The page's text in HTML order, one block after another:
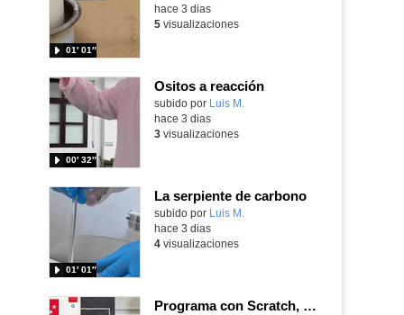
01′ 01″
hace 3 dias
5visualizaciones
Ositos a reacción
Contenido educativo.
subido por Luis M.
00′ 32″
hace 3 dias
3visualizaciones
La serpiente de carbono
Contenido educativo.
subido por Luis M.
01′ 01″
hace 3 dias
4visualizaciones
Programa con Scratch, 8 diferentes juegos para vivir la emoción de los partidos de España en el mundial 2026